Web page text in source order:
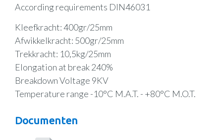
According requirements DIN46031
Kleefkracht: 400gr/25mm
Afwikkelkracht: 500gr/25mm
Trekkracht: 10,5kg/25mm
Elongation at break 240%
Breakdown Voltage 9KV
Temperature range -10°C M.A.T. - +80°C M.O.T.
Documenten